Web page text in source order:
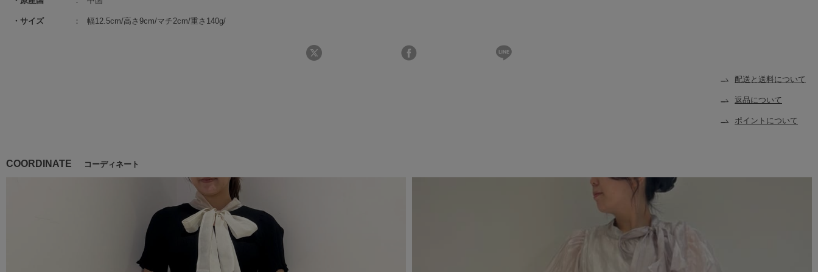
サイズ 幅12.5cm/高さ9cm/マチ2cm/重さ140g/
配送と送料について
返品について
ポイントについて
COORDINATE コーディネート